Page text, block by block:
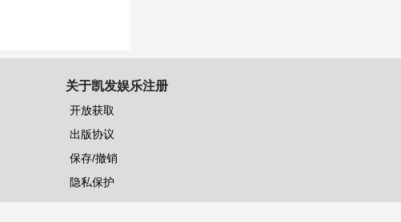
关于凯发娱乐注册
开放获取
出版协议
保存/撤销
隐私保护